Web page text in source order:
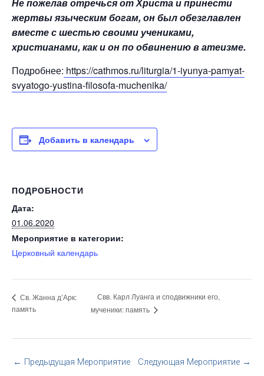
Не пожелав отречься от Христа и принести
жертвы языческим богам, он был обезглавлен
вместе с шестью своими учениками,
христианами, как и он по обвинению в атеизме.
Подробнее: https://cathmos.ru/liturgia/1-iyunya-pamyat-
svyatogo-yustina-filosofa-muchenika/
Добавить в календарь
ПОДРОБНОСТИ
Дата:
01.06.2020
Мероприятие в категории:
Церковный календарь
Св. Жанна д’Арк:
память
Свв. Карл Луанга и сподвижники его,
мученики: память
← Предыдущая Мероприятие Следующая Мероприятие →